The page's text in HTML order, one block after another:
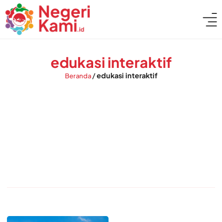
edukasi interaktif
Beranda/edukasi interaktif